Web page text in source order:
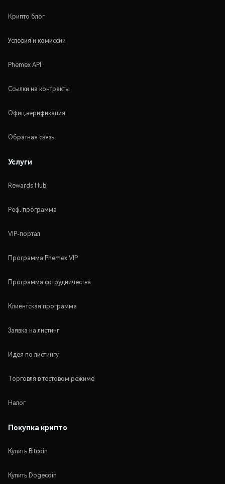
Крипто блог
Условия и комиссии
Phemex API
Ссылки на контракты
Офиц.верификация
Обратная связь
Услуги
Rewards Hub
Реф. программа
VIP-портал
Программа Phemex VIP
Программа сотрудничества
Клиентская программа
Заявка на листинг
Идея по листингу
Торговля в тестовом режиме
Налог
Покупка крипто
Купить Bitcoin
Купить Dogecoin